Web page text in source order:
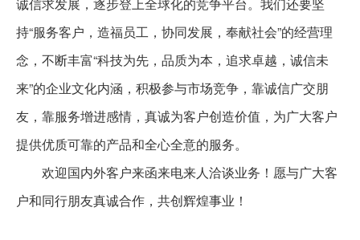
诚信求发展，逐步登上全球化的竞争平台。我们还要坚
持“服务客户，造福员工，协同发展，奉献社会”的经营理
念，不断丰富“科技为先，品质为本，追求卓越，诚信未
来”的企业文化内涵，积极参与市场竞争，靠诚信广交朋
友，靠服务增进感情，真诚为客户创造价值，为广大客户
提供优质可靠的产品和全心全意的服务。
欢迎国内外客户来函来电来人洽谈业务！愿与广大客
户和同行朋友真诚合作，共创辉煌事业！